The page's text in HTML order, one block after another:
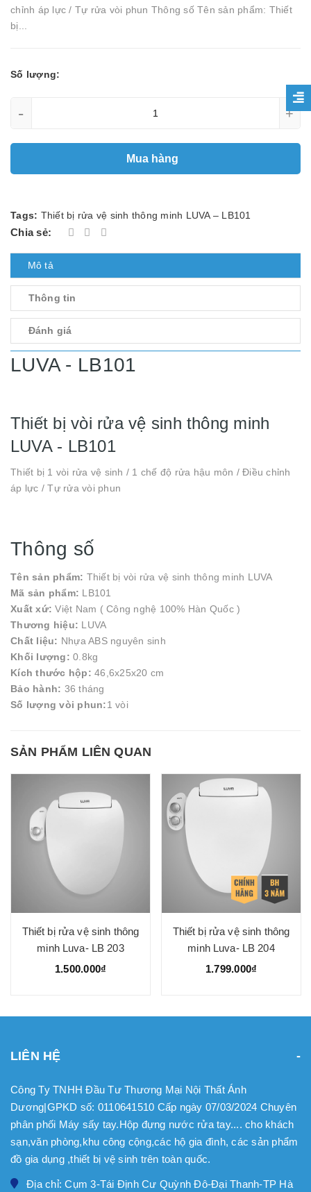
chỉnh áp lực / Tự rửa vòi phun Thông số Tên sản phẩm: Thiết
bị...
Số lượng:
- +
Mua hàng
Tags: Thiết bị rửa vệ sinh thông minh LUVA – LB101
Chia sẻ:
Mô tả
Thông tin
Đánh giá
LUVA - LB101
Thiết bị vòi rửa vệ sinh thông minh
LUVA - LB101
Thiết bị 1 vòi rửa vệ sinh / 1 chế độ rửa hậu môn / Điều chỉnh
áp lực / Tự rửa vòi phun
Thông số
Tên sản phẩm: Thiết bị vòi rửa vệ sinh thông minh LUVA
Mã sản phẩm: LB101
Xuất xứ: Việt Nam ( Công nghệ 100% Hàn Quốc )
Thương hiệu: LUVA
Chất liệu: Nhựa ABS nguyên sinh
Khối lượng: 0.8kg
Kích thước hộp: 46,6x25x20 cm
Bảo hành: 36 tháng
Số lượng vòi phun:1 vòi
SẢN PHẨM LIÊN QUAN
Thiết bị rửa vệ sinh thông
minh Luva- LB 203
1.500.000₫
Thiết bị rửa vệ sinh thông
minh Luva- LB 204
1.799.000₫
LIÊN HỆ
Công Ty TNHH Đầu Tư Thương Mại Nội Thất Ánh
Dương|GPKD số: 0110641510 Cấp ngày 07/03/2024 Chuyên
phân phối Máy sấy tay.Hộp đựng nước rửa tay.... cho khách
sạn,văn phòng,khu công cộng,các hộ gia đình, các sản phẩm
đồ gia dụng ,thiết bị vệ sinh trên toàn quốc.
Địa chỉ: Cụm 3-Tái Định Cư Quỳnh Đô-Đại Thanh-TP Hà